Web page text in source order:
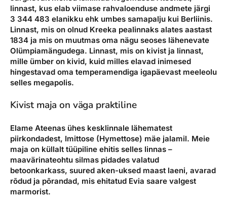
linnast, kus elab viimase rahvaloenduse andmete järgi
3 344 483 elanikku ehk umbes samapalju kui Berliinis.
Linnast, mis on olnud Kreeka pealinnaks alates aastast
1834 ja mis on muutmas oma nägu seoses lähenevate
Olümpiamängudega. Linnast, mis on kivist ja linnast,
mille ümber on kivid, kuid milles elavad inimesed
hingestavad oma temperamendiga igapäevast meeleolu
selles megapolis.
Kivist maja on väga praktiline
Elame Ateenas ühes kesklinnale lähematest
piirkondadest, Imittose (Hymettose) mäe jalamil. Meie
maja on küllalt tüüpiline ehitis selles linnas –
maavärinateohtu silmas pidades valatud
betoonkarkass, suured aken-uksed maast laeni, avarad
rõdud ja põrandad, mis ehitatud Evia saare valgest
marmorist.